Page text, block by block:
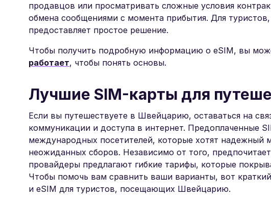
продавцов или просматривать сложные условия
обмена сообщениями с момента прибытия. Для
предоставляет простое решение.
Чтобы получить подробную информацию о eSIM, вы
работает, чтобы понять основы.
Лучшие SIM-карты для
Если вы путешествуете в Швейцарию, оставаться на
коммуникации и доступа в интернет. Предоплаченные
международных посетителей, которые хотят надежный
неожиданных сборов. Независимо от того,
провайдеры предлагают гибкие тарифы, которые
Чтобы помочь вам сравнить ваши варианты, вот
и eSIM для туристов, посещающих Швейцарию.